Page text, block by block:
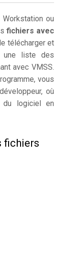
ou
fichiers avec
télécharger et
une liste des
avec VMSS.
vous
où
du logiciel en
fichiers